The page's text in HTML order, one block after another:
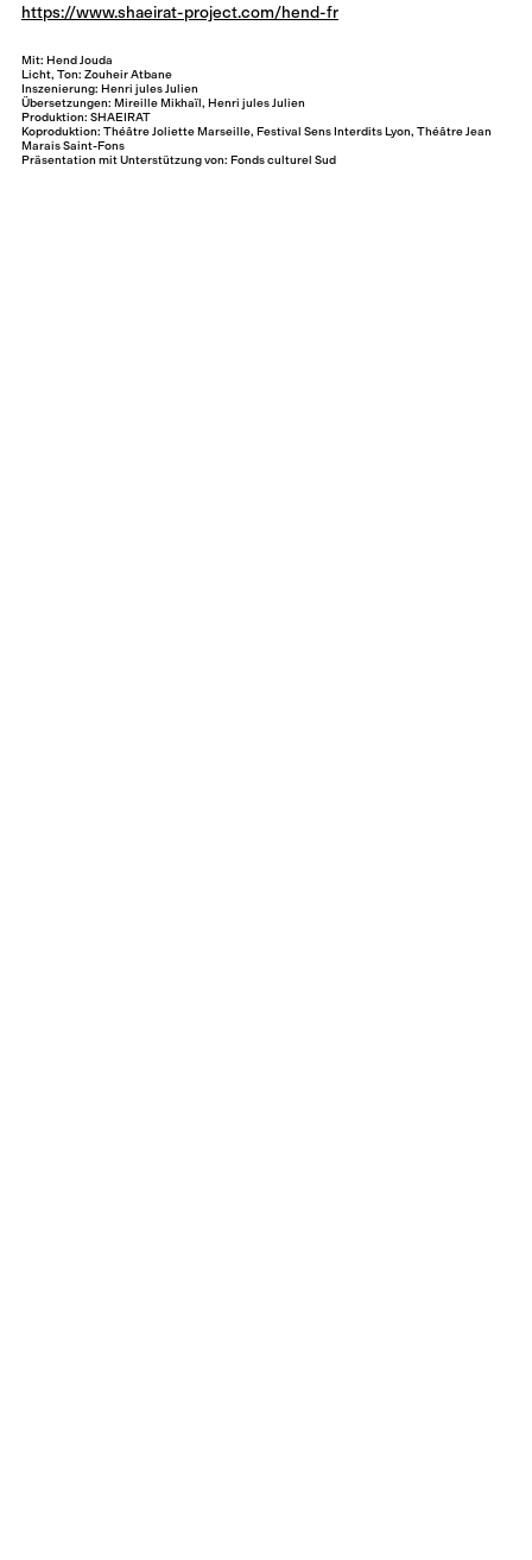
https://www.shaeirat-project.com/hend-fr
Mit: Hend Jouda
Licht, Ton: Zouheir Atbane
Inszenierung: Henri jules Julien
Übersetzungen: Mireille Mikhaïl, Henri jules Julien
Produktion: SHAEIRAT
Koproduktion: Théâtre Joliette Marseille, Festival Sens Interdits Lyon, Théâtre Jean
Marais Saint-Fons
Präsentation mit Unterstützung von: Fonds culturel Sud